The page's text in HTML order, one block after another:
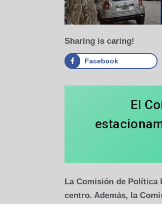
Sharing is caring!
Facebook
El
La Comisión de
centro. Además, la